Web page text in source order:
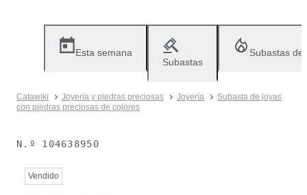
Esta semana
Subastas
Subastas
Catawiki Joyería y piedras preciosas Joyería
Subasta de joyas
con piedras preciosas de colores
N.º 104638950
Vendido